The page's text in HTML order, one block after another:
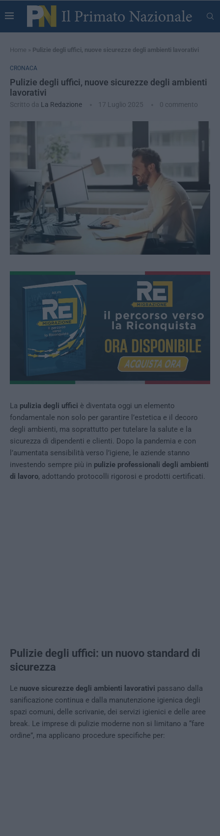
Home » Pulizie degli uffici, nuove sicurezze degli ambienti lavorativi
CRONACA
Pulizie degli uffici, nuove sicurezze degli ambienti
lavorativi
Scritto da La Redazione 17 Luglio 2025 0 commento
La pulizia degli uffici è diventata oggi un elemento
fondamentale non solo per garantire l’estetica e il decoro
degli ambienti, ma soprattutto per tutelare la salute e la
sicurezza di dipendenti e clienti. Dopo la pandemia e con
l’aumentata sensibilità verso l’igiene, le aziende stanno
investendo sempre più in pulizie professionali degli ambienti
di lavoro, adottando protocolli rigorosi e prodotti certificati.
Pulizie degli uffici: un nuovo standard di
sicurezza
Le nuove sicurezze degli ambienti lavorativi passano dalla
sanificazione continua e dalla manutenzione igienica degli
spazi comuni, delle scrivanie, dei servizi igienici e delle aree
break. Le imprese di pulizie moderne non si limitano a “fare
ordine”, ma applicano procedure specifiche per: